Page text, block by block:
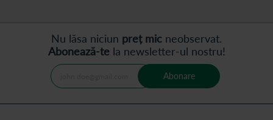
Nu lăsa niciun preț mic neobservat.
Abonează-tela newsletter-ul nostru!
Abonare